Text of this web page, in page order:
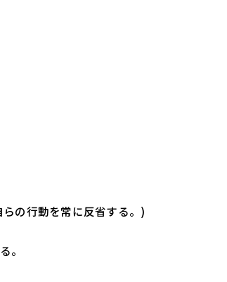
の行動を常に反省する。)
。